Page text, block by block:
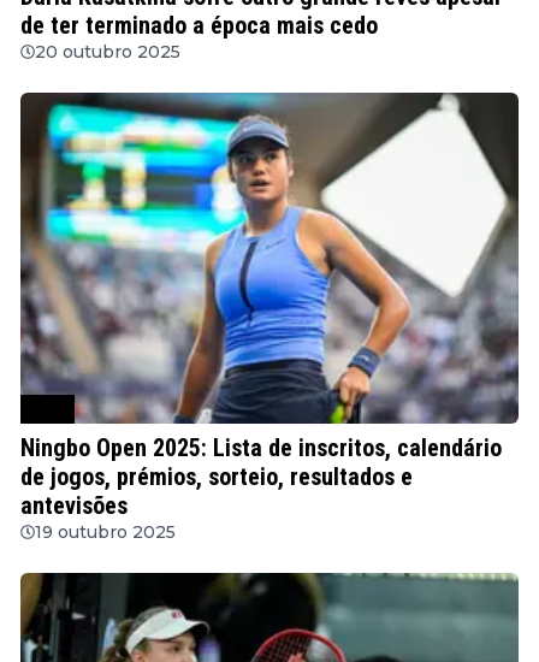
de ter terminado a época mais cedo
20 outubro 2025
Ningbo Open 2025: Lista de inscritos, calendário
de jogos, prémios, sorteio, resultados e
antevisões
19 outubro 2025